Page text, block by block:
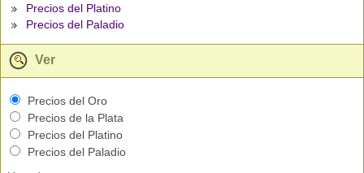
Precios del Platino
Precios del Paladio
Ver
Precios del Oro
Precios de la Plata
Precios del Platino
Precios del Paladio